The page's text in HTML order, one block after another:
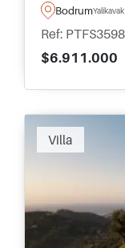
море.
этот дом
жизни в Турции.
BodrumYalikavak
Ref: PTFS3598
$6.911.000
Villa